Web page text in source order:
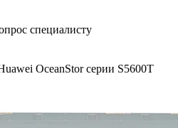
OceanStor серии S5600T